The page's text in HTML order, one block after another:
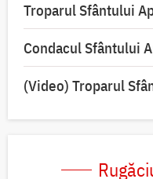
Troparul Sfântului
Condacul Sfântului
(Video) Troparul